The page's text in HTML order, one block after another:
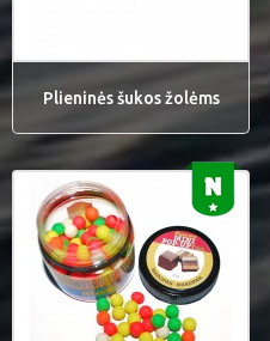
Plieninės šukos žolėms